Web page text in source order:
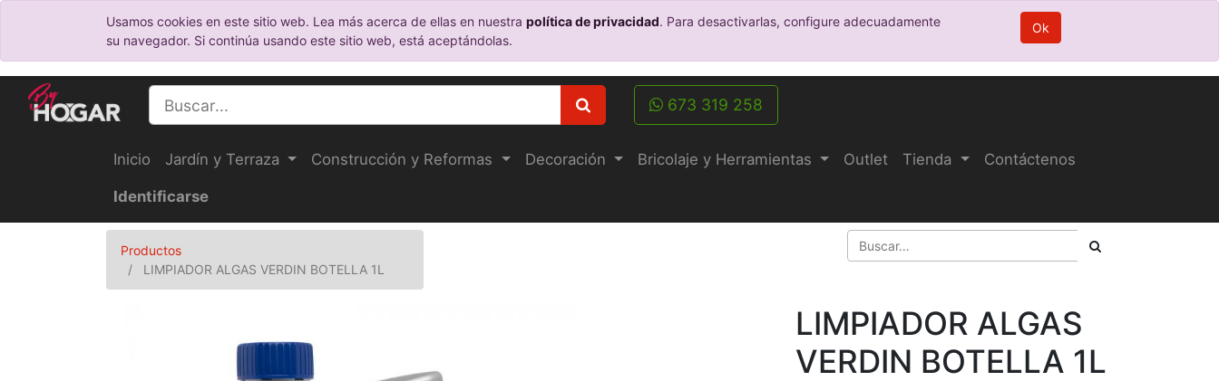
Usamos cookies en este sitio web. Lea más acerca de ellas en nuestra política de privacidad. Para desactivarlas, configure adecuadamente
su navegador. Si continúa usando este sitio web, está aceptándolas.
Ok
673 319 258
Inicio Jardín y Terraza Construcción y Reformas Decoración Bricolaje y Herramientas Outlet Tienda Contáctenos
Identificarse
Productos
LIMPIADOR ALGAS VERDIN BOTELLA 1L
LIMPIADOR ALGAS
VERDIN BOTELLA 1L